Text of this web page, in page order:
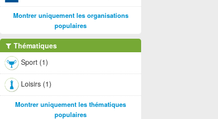
Montrer uniquement les organisations
populaires
Thématiques
Sport (1)
Loisirs (1)
Montrer uniquement les thématiques
populaires